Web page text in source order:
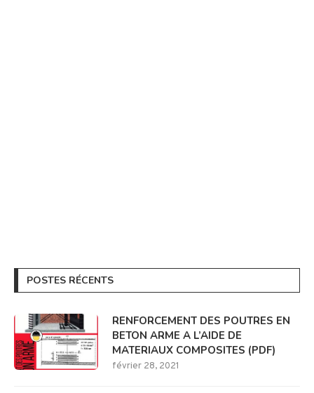
POSTES RÉCENTS
RENFORCEMENT DES POUTRES EN
BETON ARME A L’AIDE DE
MATERIAUX COMPOSITES (PDF)
février 28, 2021